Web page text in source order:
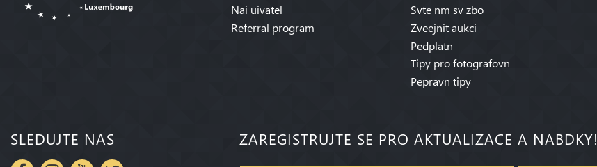
Nai uivatel
Referral program
Svte nm sv zbo
Zveejnit aukci
Pedplatn
Tipy pro fotografovn
Pepravn tipy
SLEDUJTE NAS ZAREGISTRUJTE SE PRO AKTUALIZACE A NABDKY!